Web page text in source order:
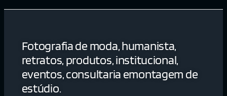
Fotografia de moda, humanista,
retratos, produtos, institucional,
eventos, consultaria emontagem de
estúdio.